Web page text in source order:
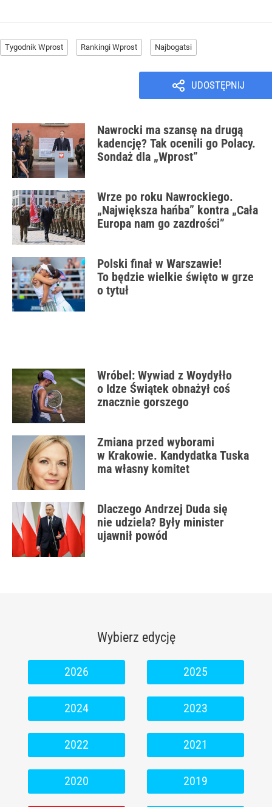
Tygodnik Wprost Rankingi Wprost Najbogatsi
UDOSTĘPNIJ
Nawrocki ma szansę na drugą
kadencję? Tak ocenili go Polacy.
Sondaż dla „Wprost”
Wrze po roku Nawrockiego.
„Największa hańba” kontra „Cała
Europa nam go zazdrości”
Polski finał w Warszawie!
To będzie wielkie święto w grze
o tytuł
Wróbel: Wywiad z Woydyłło
o Idze Świątek obnażył coś
znacznie gorszego
Zmiana przed wyborami
w Krakowie. Kandydatka Tuska
ma własny komitet
Dlaczego Andrzej Duda się
nie udziela? Były minister
ujawnił powód
Wybierz edycję
2026 2025
2024 2023
2022 2021
2020 2019